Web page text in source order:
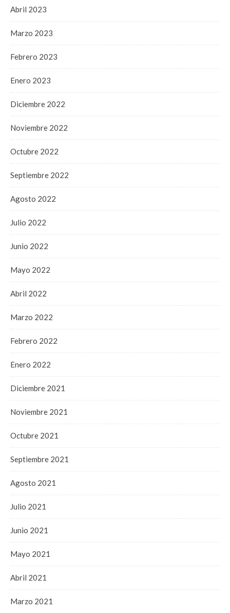
Abril 2023
Marzo 2023
Febrero 2023
Enero 2023
Diciembre 2022
Noviembre 2022
Octubre 2022
Septiembre 2022
Agosto 2022
Julio 2022
Junio 2022
Mayo 2022
Abril 2022
Marzo 2022
Febrero 2022
Enero 2022
Diciembre 2021
Noviembre 2021
Octubre 2021
Septiembre 2021
Agosto 2021
Julio 2021
Junio 2021
Mayo 2021
Abril 2021
Marzo 2021